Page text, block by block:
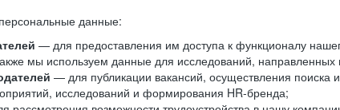
данные:
— для предоставления им доступа к функционалу
мы используем данные для исследований,
— для публикации вакансий, осуществления поиска
исследований и формирования HR-бренда;